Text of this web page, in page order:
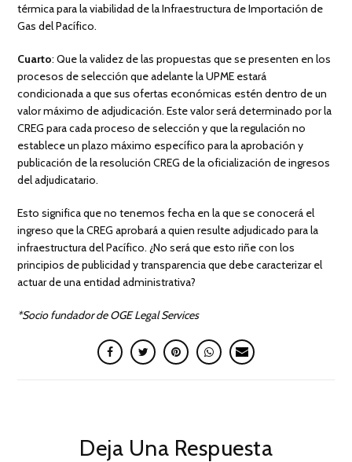
térmica para la viabilidad de la Infraestructura de Importación de
Gas del Pacífico.
Cuarto: Que la validez de las propuestas que se presenten en los
procesos de selección que adelante la UPME estará
condicionada a que sus ofertas económicas estén dentro de un
valor máximo de adjudicación. Este valor será determinado por la
CREG para cada proceso de selección y que la regulación no
establece un plazo máximo específico para la aprobación y
publicación de la resolución CREG de la oficialización de ingresos
del adjudicatario.
Esto significa que no tenemos fecha en la que se conocerá el
ingreso que la CREG aprobará a quien resulte adjudicado para la
infraestructura del Pacífico. ¿No será que esto riñe con los
principios de publicidad y transparencia que debe caracterizar el
actuar de una entidad administrativa?
*Socio fundador de OGE Legal Services
Deja Una Respuesta